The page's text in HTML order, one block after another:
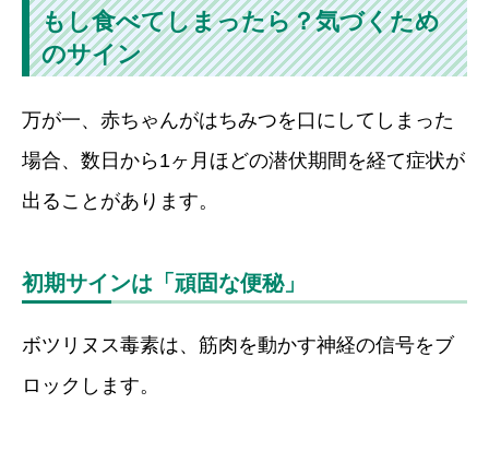
もし食べてしまったら？気づくため
のサイン
万が一、赤ちゃんがはちみつを口にしてしまった
場合、数日から1ヶ月ほどの潜伏期間を経て症状が
出ることがあります。
初期サインは「頑固な便秘」
ボツリヌス毒素は、筋肉を動かす神経の信号をブ
ロックします。